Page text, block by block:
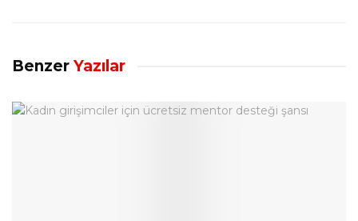
Benzer Yazılar